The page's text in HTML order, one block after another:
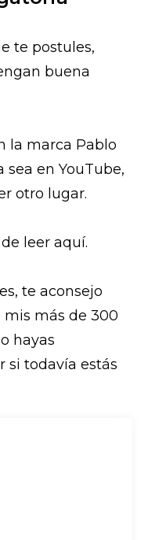
te postules,
buena
la marca Pablo
sea en YouTube,
otro lugar.
leer aquí.
te aconsejo
mis más de 300
hayas
si todavía estás